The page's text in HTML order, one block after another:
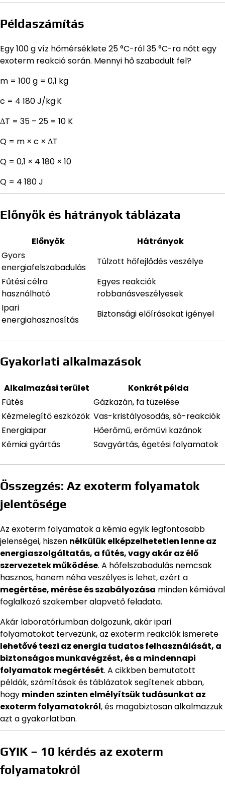
Példaszámítás
Egy 100 g víz hőmérséklete 25 °C-ról 35 °C-ra nőtt egy
exoterm reakció során. Mennyi hő szabadult fel?
m = 100 g = 0,1 kg
c = 4 180 J/kg·K
ΔT = 35 – 25 = 10 K
Q = m × c × ΔT
Q = 0,1 × 4 180 × 10
Q = 4 180 J
Előnyök és hátrányok táblázata
Előnyök
Hátrányok
Gyors
energiafelszabadulás
Túlzott hőfejlődés veszélye
Fűtési célra
használható
Egyes reakciók
robbanásveszélyesek
Ipari
energiahasznosítás
Biztonsági előírásokat igényel
Gyakorlati alkalmazások
Alkalmazási terület
Konkrét példa
Fűtés
Gázkazán, fa tüzelése
Kézmelegítő eszközök Vas-kristályosodás, só-reakciók
Energiaipar
Hőerőmű, erőművi kazánok
Kémiai gyártás
Savgyártás, égetési folyamatok
Összegzés: Az exoterm folyamatok
jelentősége
Az exoterm folyamatok a kémia egyik legfontosabb
jelenségei, hiszen nélkülük elképzelhetetlen lenne az
energiaszolgáltatás, a fűtés, vagy akár az élő
szervezetek működése. A hőfelszabadulás nemcsak
hasznos, hanem néha veszélyes is lehet, ezért a
megértése, mérése és szabályozása minden kémiával
foglalkozó szakember alapvető feladata.
Akár laboratóriumban dolgozunk, akár ipari
folyamatokat tervezünk, az exoterm reakciók ismerete
lehetővé teszi az energia tudatos felhasználását, a
biztonságos munkavégzést, és a mindennapi
folyamatok megértését. A cikkben bemutatott
példák, számítások és táblázatok segítenek abban,
hogy minden szinten elmélyítsük tudásunkat az
exoterm folyamatokról, és magabiztosan alkalmazzuk
azt a gyakorlatban.
GYIK – 10 kérdés az exoterm
folyamatokról